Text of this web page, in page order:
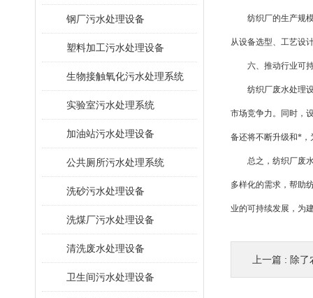
钢厂污水处理设备
塑料加工污水处理设备
生物接触氧化污水处理系统
​实验室污水处理系统
加油站污水处理设备
公共厕所污水处理系统
洗砂污水处理设备
洗煤厂污水处理设备
清洗废水处理设备
卫生间污水处理设备
纺织厂的生产规模
从设备选型、工艺设
六、推动行业可
纺织厂废水处理设
市场竞争力。同时，
备还将不断升级和*
总之，纺织厂废水
多样化的需求，帮助
业的可持续发展，为
上一篇 : 除了